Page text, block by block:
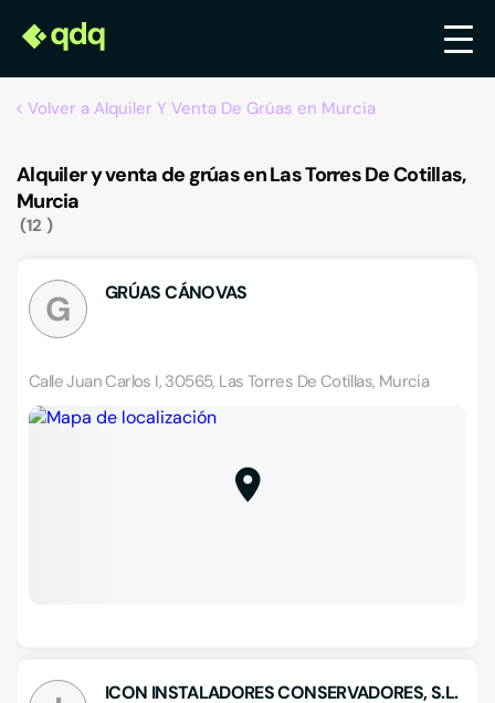
Volver a Alquiler Y Venta De Grúas en Murcia
Alquiler y venta de grúas en Las Torres De Cotillas,
Murcia
12
G GRÚAS CÁNOVAS
Calle Juan Carlos I, 30565, Las Torres De Cotillas, Murcia
ICON INSTALADORES CONSERVADORES, S.L.